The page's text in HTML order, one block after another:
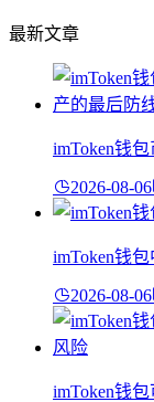
最新文章
imToken钱
2026-08-06
imToken钱
2026-08-06
imToken钱